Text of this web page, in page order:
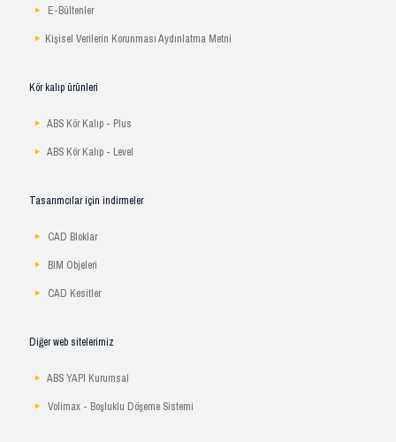
E-Bültenler
Kişisel Verilerin Korunması Aydınlatma Metni
Kör kalıp ürünleri
ABS Kör Kalıp - Plus
ABS Kör Kalıp - Level
Tasarımcılar için indirmeler
CAD Bloklar
BIM Objeleri
CAD Kesitler
Diğer web sitelerimiz
ABS YAPI Kurumsal
Volimax - Boşluklu Döşeme Sistemi